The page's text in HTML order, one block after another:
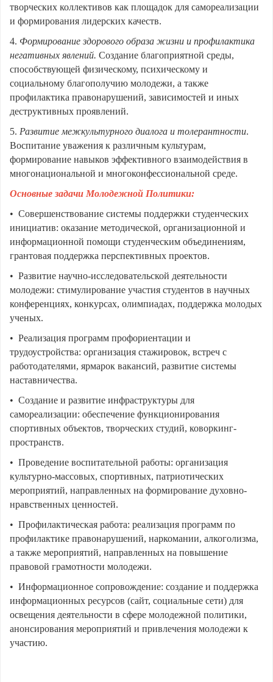
творческих коллективов как площадок для самореализации
и формирования лидерских качеств.
4. Формирование здорового образа жизни и профилактика
негативных явлений. Создание благоприятной среды,
способствующей физическому, психическому и
социальному благополучию молодежи, а также
профилактика правонарушений, зависимостей и иных
деструктивных проявлений.
5. Развитие межкультурного диалога и толерантности.
Воспитание уважения к различным культурам,
формирование навыков эффективного взаимодействия в
многонациональной и многоконфессиональной среде.
Основные задачи Молодежной Политики:
• Совершенствование системы поддержки студенческих
инициатив: оказание методической, организационной и
информационной помощи студенческим объединениям,
грантовая поддержка перспективных проектов.
• Развитие научно-исследовательской деятельности
молодежи: стимулирование участия студентов в научных
конференциях, конкурсах, олимпиадах, поддержка молодых
ученых.
• Реализация программ профориентации и
трудоустройства: организация стажировок, встреч с
работодателями, ярмарок вакансий, развитие системы
наставничества.
• Создание и развитие инфраструктуры для
самореализации: обеспечение функционирования
спортивных объектов, творческих студий, коворкинг-
пространств.
• Проведение воспитательной работы: организация
культурно-массовых, спортивных, патриотических
мероприятий, направленных на формирование духовно-
нравственных ценностей.
• Профилактическая работа: реализация программ по
профилактике правонарушений, наркомании, алкоголизма,
а также мероприятий, направленных на повышение
правовой грамотности молодежи.
• Информационное сопровождение: создание и поддержка
информационных ресурсов (сайт, социальные сети) для
освещения деятельности в сфере молодежной политики,
анонсирования мероприятий и привлечения молодежи к
участию.